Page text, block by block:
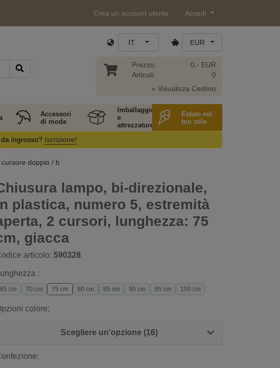
Crea un account utente Accedi
IT EUR
Prezzo:
Articoli:
0,- EUR
0
» Visualizza Cestino
Accessori
di moda
Imballaggio
e
attrezzature
Estate nel
tuo stile
ingrosso? Iscrizione!
doppio / b
lampo, bi-direzionale,
plastica, numero 5, estremità
2 cursori, lunghezza: 75
giacca
articolo: 590328
Lunghezza :
65 cm 70 cm 75 cm 80 cm 85 cm 90 cm 95 cm 100 cm
colore:
Scegliere un'opzione (16)